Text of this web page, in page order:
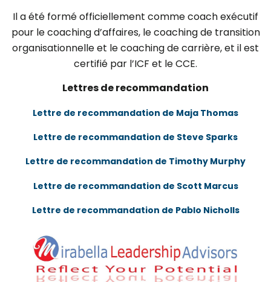
Il a été formé officiellement comme coach exécutif
pour le coaching d’affaires, le coaching de transition
organisationnelle et le coaching de carrière, et il est
certifié par l’ICF et le CCE.
Lettres de recommandation
Lettre de recommandation de Maja Thomas
Lettre de recommandation de Steve Sparks
Lettre de recommandation de Timothy Murphy
Lettre de recommandation de Scott Marcus
Lettre de recommandation de Pablo Nicholls